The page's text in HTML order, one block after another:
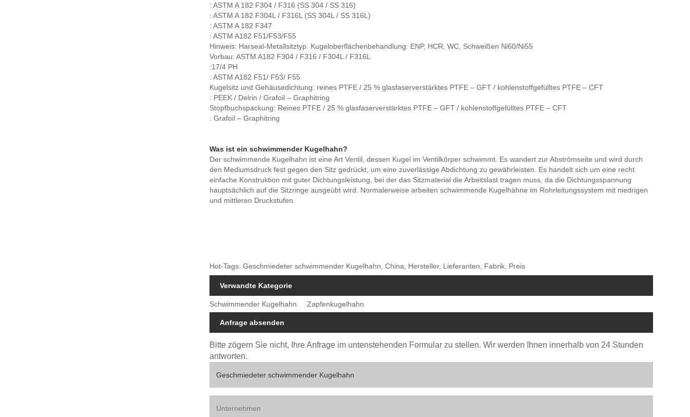
: ASTM A 182 F304 / F316 (SS 304 / SS 316)
: ASTM A 182 F304L / F316L (SS 304L / SS 316L)
: ASTM A 182 F347
: ASTM A182 F51/F53/F55
Hinweis: Harseal-Metallsitztyp. Kugeloberflächenbehandlung: ENP, HCR, WC, Schweißen Ni60/Ni55
Vorbau: ASTM A182 F304 / F316 / F304L / F316L
:17/4 PH
: ASTM A182 F51/ F53/ F55
Kugelsitz und Gehäusedichtung: reines PTFE / 25 % glasfaserverstärktes PTFE – GFT / kohlenstoffgefülltes PTFE – CFT
: PEEK / Delrin / Grafoil – Graphitring
Stopfbuchspackung: Reines PTFE / 25 % glasfaserverstärktes PTFE – GFT / kohlenstoffgefülltes PTFE – CFT
: Grafoil – Graphitring
Was ist ein schwimmender Kugelhahn?
Der schwimmende Kugelhahn ist eine Art Ventil, dessen Kugel im Ventilkörper schwimmt. Es wandert zur Abströmseite und wird durch
den Mediumsdruck fest gegen den Sitz gedrückt, um eine zuverlässige Abdichtung zu gewährleisten. Es handelt sich um eine recht
einfache Konstruktion mit guter Dichtungsleistung, bei der das Sitzmaterial die Arbeitslast tragen muss, da die Dichtungsspannung
hauptsächlich auf die Sitzringe ausgeübt wird. Normalerweise arbeiten schwimmende Kugelhähne im Rohrleitungssystem mit niedrigen
und mittleren Druckstufen.
Hot-Tags: Geschmiedeter schwimmender Kugelhahn, China, Hersteller, Lieferanten, Fabrik, Preis
Verwandte Kategorie
Schwimmender Kugelhahn Zapfenkugelhahn
Anfrage absenden
Bitte zögern Sie nicht, Ihre Anfrage im untenstehenden Formular zu stellen. Wir werden Ihnen innerhalb von 24 Stunden
antworten.